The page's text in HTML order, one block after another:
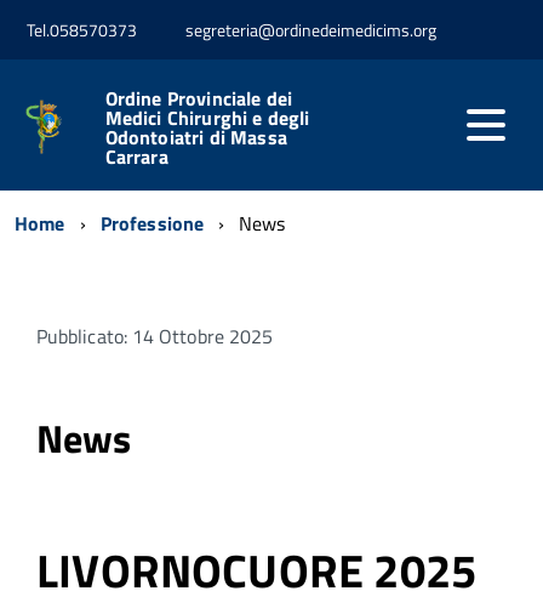
Tel.058570373 segreteria@ordinedeimedicims.org
Ordine Provinciale dei
Medici Chirurghi e degli
Odontoiatri di Massa
Carrara
Home Professione News
Pubblicato: 14 Ottobre 2025
News
LIVORNOCUORE 2025